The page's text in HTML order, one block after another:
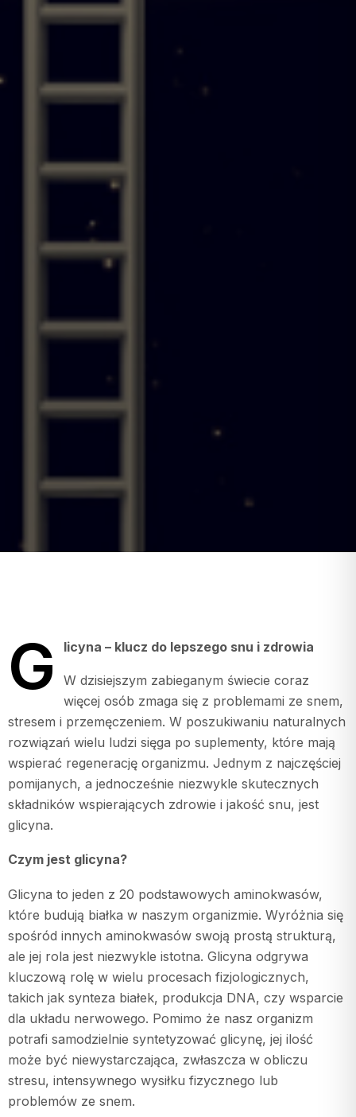
G licyna – klucz do lepszego snu i zdrowia
W dzisiejszym zabieganym świecie coraz
więcej osób zmaga się z problemami ze snem,
stresem i przemęczeniem. W poszukiwaniu naturalnych
rozwiązań wielu ludzi sięga po suplementy, które mają
wspierać regenerację organizmu. Jednym z najczęściej
pomijanych, a jednocześnie niezwykle skutecznych
składników wspierających zdrowie i jakość snu, jest
glicyna.
Czym jest glicyna?
Glicyna to jeden z 20 podstawowych aminokwasów,
które budują białka w naszym organizmie. Wyróżnia się
spośród innych aminokwasów swoją prostą strukturą,
ale jej rola jest niezwykle istotna. Glicyna odgrywa
kluczową rolę w wielu procesach fizjologicznych,
takich jak synteza białek, produkcja DNA, czy wsparcie
dla układu nerwowego. Pomimo że nasz organizm
potrafi samodzielnie syntetyzować glicynę, jej ilość
może być niewystarczająca, zwłaszcza w obliczu
stresu, intensywnego wysiłku fizycznego lub
problemów ze snem.